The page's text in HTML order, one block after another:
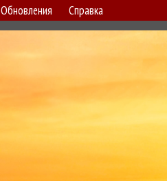
Обновления Справка